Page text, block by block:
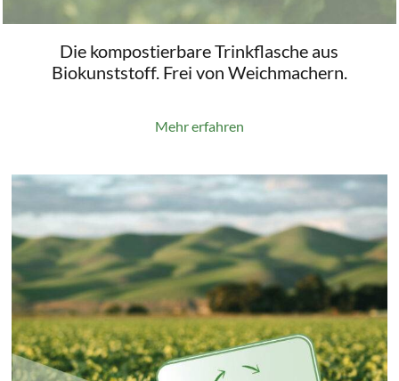
Die kompostierbare Trinkflasche aus
Biokunststoff. Frei von Weichmachern.
Mehr erfahren